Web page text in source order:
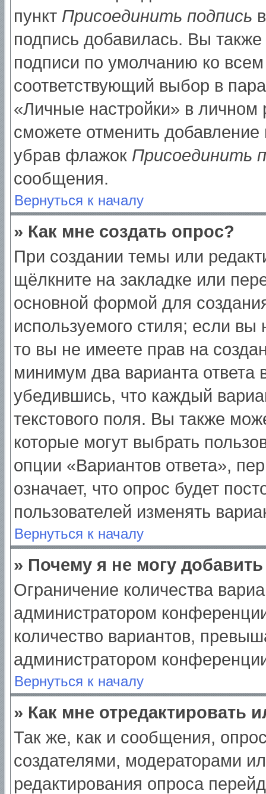
пункт Присоединить подпись
подпись добавилась. Вы
подписи по умолчанию ко
соответствующий выбор в
«Личные настройки» в
сможете отменить
убрав флажок Присоединить
сообщения.
Вернуться к началу
» Как мне создать опрос?
При создании темы или
щёлкните на закладке или
основной формой для
используемого стиля; если
то вы не имеете прав на
минимум два варианта ответа
убедившись, что каждый
текстового поля. Вы также
которые могут выбрать
опции «Вариантов ответа»,
означает, что опрос будет
пользователей изменять
Вернуться к началу
» Почему я не могу
Ограничение количества
администратором
количество вариантов,
администратором
Вернуться к началу
» Как мне отредактировать
Так же, как и сообщения,
создателями, модераторами
редактирования опроса